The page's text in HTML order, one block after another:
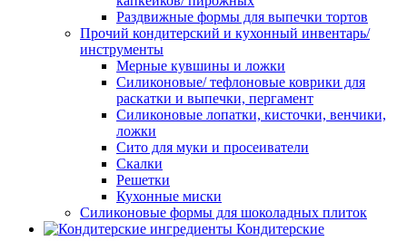
Раздвижные формы для выпечки тортов
Прочий кондитерский и кухонный инвентарь/
инструменты
Мерные кувшины и ложки
Силиконовые/ тефлоновые коврики для
раскатки и выпечки, пергамент
Силиконовые лопатки, кисточки, венчики,
ложки
Сито для муки и просеиватели
Скалки
Решетки
Кухонные миски
Силиконовые формы для шоколадных плиток
Кондитерские